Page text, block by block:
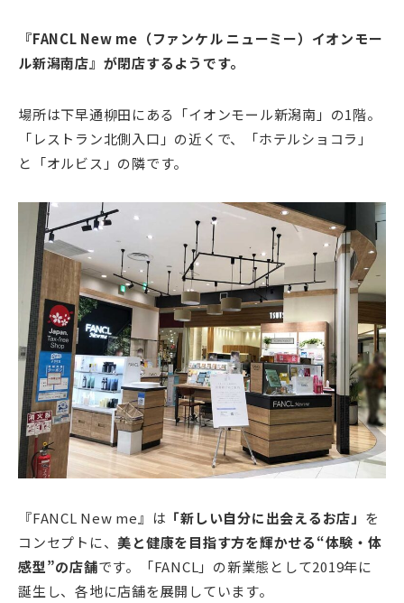
『FANCL New me（ファンケル ニューミー）イオンモー
ル新潟南店』が閉店するようです。
場所は下早通柳田にある「イオンモール新潟南」の1階。
「レストラン北側入口」の近くで、「ホテルショコラ」
と「オルビス」の隣です。
『FANCL New me』は 「新しい自分に出会えるお店」 を
コンセプトに、美と健康を目指す方を輝かせる“体験・体
感型”の店舗です。「FANCL」の新業態として2019年に
誕生し、各地に店舗を展開しています。